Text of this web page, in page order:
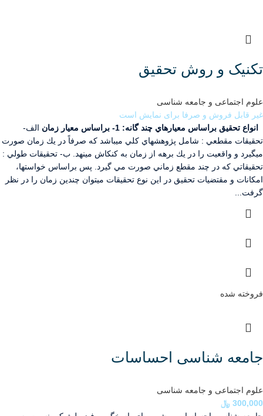
تکنیک و روش تحقیق
علوم اجتماعی و جامعه شناسی
غیر قابل فروش و صرفا برای نمایش است
انواع تحقيق براساس معيارهاي چند گانه: 1- براساس معيار زمان
الف-
تحقيقات مقطعي : شامل پژوهش­هاي كلي مي­باشد كه صرفاً در يك زمان صورت
مي­گيرد و واقعيت را در يك برهه از زمان به كنكاش مي­نهد. ب- تحقيقات طولي :
تحقيقاتي كه در چند مقطع زماني صورت مي گيرد. پس براساس خواست­ها،
امكانات و مقتضيات تحقيق در اين نوع تحقيقات مي­توان چندين زمان را در نظر
گرفت...
فروخته شده
جامعه شناسی احساسات
علوم اجتماعی و جامعه شناسی
300,000 ﷼